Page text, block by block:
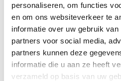
personaliseren, om functies
en om ons websiteverkeer te
informatie over uw gebruik
partners voor social media,
partners kunnen deze
informatie die u aan ze heeft
verzameld op basis van uw
Taatsdeuren
Wij leveren en plaatsen ook
soorten taatsdeuren,
deuren die voldoen aan